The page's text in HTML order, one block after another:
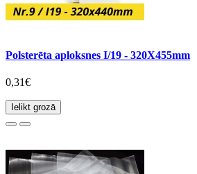
Polsterēta aploksnes I/19 - 320X455mm
0,31€
Ielikt grozā